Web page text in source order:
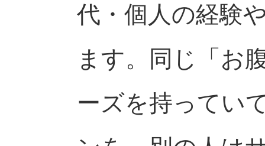
代・個人の経験
ます。同じ「お
ーズを持ってい